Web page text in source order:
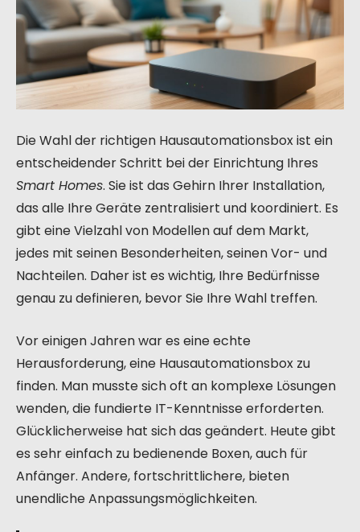
Die Wahl der richtigen Hausautomationsbox ist ein
entscheidender Schritt bei der Einrichtung Ihres
Smart Homes. Sie ist das Gehirn Ihrer Installation,
das alle Ihre Geräte zentralisiert und koordiniert. Es
gibt eine Vielzahl von Modellen auf dem Markt,
jedes mit seinen Besonderheiten, seinen Vor- und
Nachteilen. Daher ist es wichtig, Ihre Bedürfnisse
genau zu definieren, bevor Sie Ihre Wahl treffen.
Vor einigen Jahren war es eine echte
Herausforderung, eine Hausautomationsbox zu
finden. Man musste sich oft an komplexe Lösungen
wenden, die fundierte IT-Kenntnisse erforderten.
Glücklicherweise hat sich das geändert. Heute gibt
es sehr einfach zu bedienende Boxen, auch für
Anfänger. Andere, fortschrittlichere, bieten
unendliche Anpassungsmöglichkeiten.